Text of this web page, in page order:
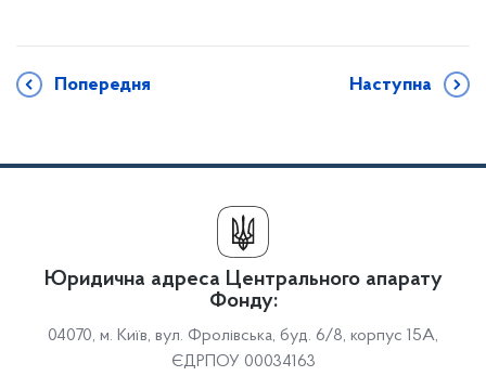
Попередня Наступна
Юридична адреса Центрального апарату
Фонду:
04070, м. Київ, вул. Фролівська, буд. 6/8, корпус 15А,
ЄДРПОУ 00034163